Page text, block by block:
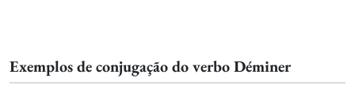
Exemplos de conjugação do verbo Déminer